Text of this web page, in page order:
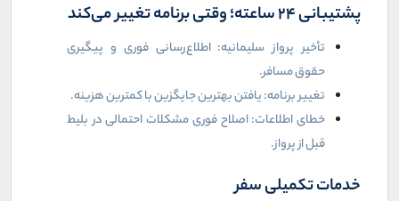
پشتیبانی ۲۴ ساعته؛ وقتی برنامه تغییر می‌کند
تأخیر پرواز سلیمانیه: اطلاع‌رسانی فوری و پیگیری
حقوق مسافر.
تغییر برنامه: یافتن بهترین جایگزین با کمترین هزینه.
خطای اطلاعات: اصلاح فوری مشکلات احتمالی در بلیط
قبل از پرواز.
خدمات تکمیلی سفر